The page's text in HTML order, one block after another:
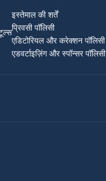
इस्तेमाल की शर्तें
प्रिवसी पॉलिसी
एडिटोरियल और करेक्शन पॉलिसी
एडवर्टाइज़िंग और स्पॉन्सर पॉलिसी